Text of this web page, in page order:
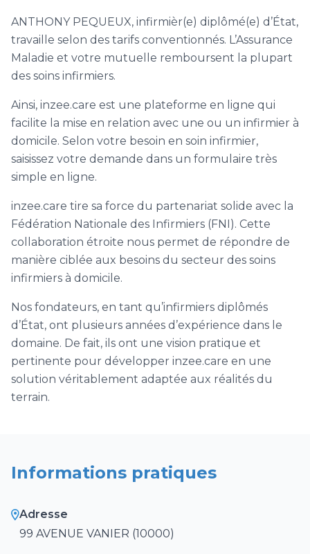
ANTHONY PEQUEUX, infirmièr(e) diplômé(e) d’État,
travaille selon des tarifs conventionnés. L’Assurance
Maladie et votre mutuelle remboursent la plupart
des soins infirmiers.
Ainsi, inzee.care est une plateforme en ligne qui
facilite la mise en relation avec une ou un infirmier à
domicile. Selon votre besoin en soin infirmier,
saisissez votre demande dans un formulaire très
simple en ligne.
inzee.care tire sa force du partenariat solide avec la
Fédération Nationale des Infirmiers (FNI). Cette
collaboration étroite nous permet de répondre de
manière ciblée aux besoins du secteur des soins
infirmiers à domicile.
Nos fondateurs, en tant qu’infirmiers diplômés
d’État, ont plusieurs années d’expérience dans le
domaine. De fait, ils ont une vision pratique et
pertinente pour développer inzee.care en une
solution véritablement adaptée aux réalités du
terrain.
Informations pratiques
Adresse
99 AVENUE VANIER (10000)